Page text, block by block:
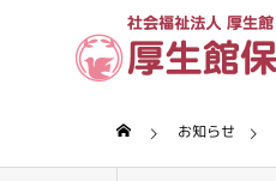
お知らせ